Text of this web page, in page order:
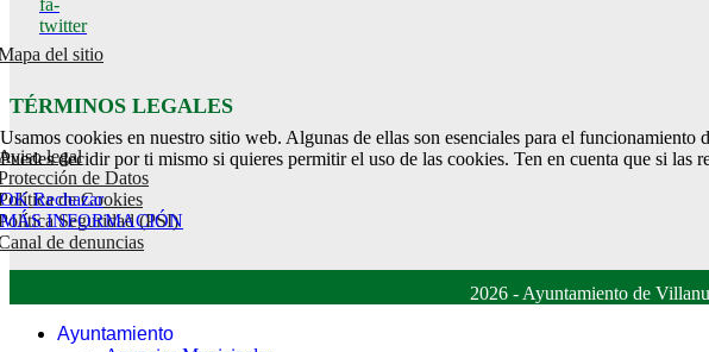
twitter
del sitio
TÉRMINOS LEGALES
legal
de Datos
de Cookies
Seguridad (PSI)
de denuncias
2026 - Ayuntamiento de
Ayuntamiento
Usamos cookies en nuestro sitio web. Algunas de ellas son esenciales para el
Puedes decidir por ti mismo si quieres permitir el uso de las cookies. Ten en cuenta que si las
OK Rechazar
MÁS INFORMACIÓN